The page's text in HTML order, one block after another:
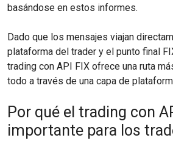
basándose en estos informes.
Dado que los mensajes viajan
plataforma del trader y el punto final
trading con API FIX ofrece una ruta
todo a través de una capa de
Por qué el trading con
importante para los